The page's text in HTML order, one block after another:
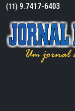
(11) 9.7417-6403